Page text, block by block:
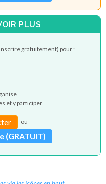
PLUS
gratuitement) pour :
et y participer
ou
(GRATUIT)